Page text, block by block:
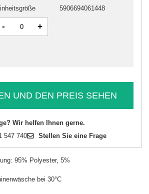
5906694061448
- +
UND DEN PREIS SEHEN
Wir helfen Ihnen gerne.
547 740 Stellen Sie eine Frage
95% Polyester, 5%
bei 30°C